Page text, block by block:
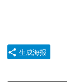
生成海报